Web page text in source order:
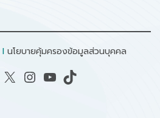
I นโยบายคุ้มครองข้อมูลส่วนบุคคล
X Instagram YouTube TikTok